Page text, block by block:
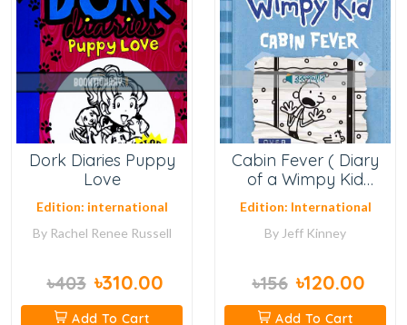
Dork Diaries Puppy
Love
Edition: international
By Rachel Renee Russell
৳403 ৳310.00
Add To Cart
Cabin Fever ( Diary
of a Wimpy Kid
Series, Book 6 ) (
Normal Quality )
Edition: International
By Jeff Kinney
৳156 ৳120.00
Add To Cart